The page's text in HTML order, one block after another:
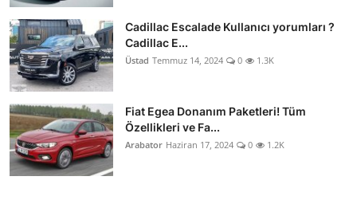
Cadillac Escalade Kullanıcı yorumları ?
Cadillac E...
Üstad Temmuz 14, 2024 0 1.3K
Fiat Egea Donanım Paketleri! Tüm
Özellikleri ve Fa...
Arabator Haziran 17, 2024 0 1.2K